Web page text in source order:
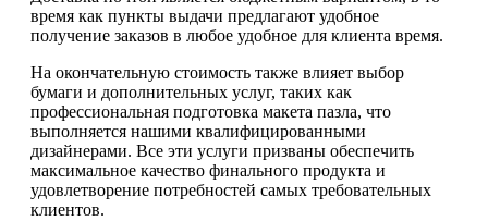
время как пункты выдачи предлагают удобное
получение заказов в любое удобное для клиента время.
На окончательную стоимость также влияет выбор
бумаги и дополнительных услуг, таких как
профессиональная подготовка макета пазла, что
выполняется нашими квалифицированными
дизайнерами. Все эти услуги призваны обеспечить
максимальное качество финального продукта и
удовлетворение потребностей самых требовательных
клиентов.